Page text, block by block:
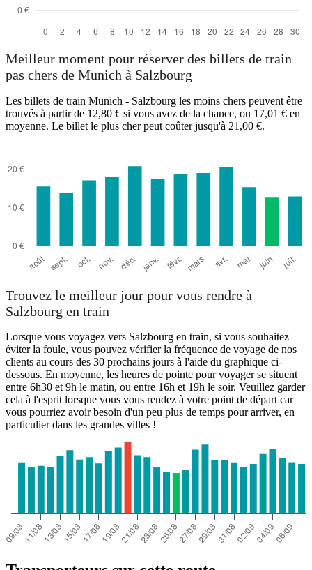
Meilleur moment pour réserver des billets de train
pas chers de Munich à Salzbourg
Les billets de train Munich - Salzbourg les moins chers peuvent être
trouvés à partir de 12,80 € si vous avez de la chance, ou 17,01 € en
moyenne. Le billet le plus cher peut coûter jusqu'à 21,00 €.
Trouvez le meilleur jour pour vous rendre à
Salzbourg en train
Lorsque vous voyagez vers Salzbourg en train, si vous souhaitez
éviter la foule, vous pouvez vérifier la fréquence de voyage de nos
clients au cours des 30 prochains jours à l'aide du graphique ci-
dessous. En moyenne, les heures de pointe pour voyager se situent
entre 6h30 et 9h le matin, ou entre 16h et 19h le soir. Veuillez garder
cela à l'esprit lorsque vous vous rendez à votre point de départ car
vous pourriez avoir besoin d'un peu plus de temps pour arriver, en
particulier dans les grandes villes !